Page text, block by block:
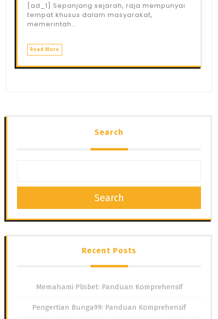
[ad_1] Sepanjang sejarah, raja mempunyai
tempat khusus dalam masyarakat,
memerintah…
Read More
Search
Search
Recent Posts
Memahami Plisbet: Panduan Komprehensif
Pengertian Bunga99: Panduan Komprehensif